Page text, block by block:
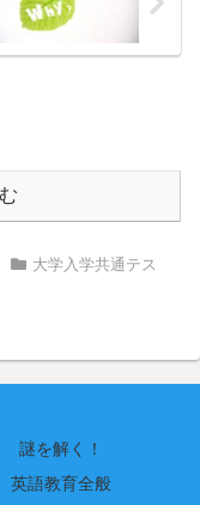
大学入学共通テス
謎を解く！
英語教育全般